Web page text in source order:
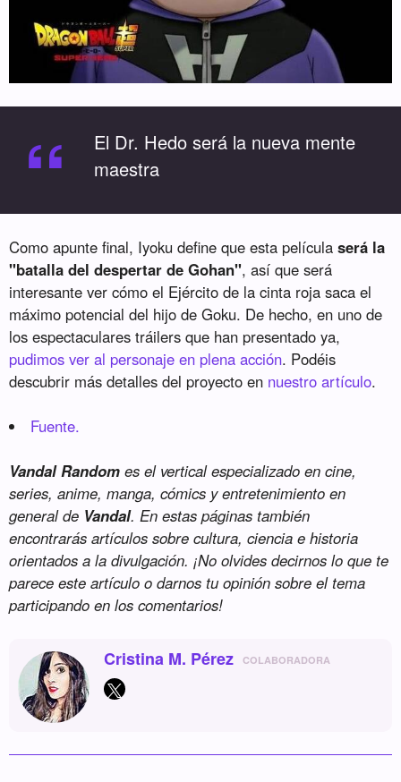
“
El Dr. Hedo será la nueva mente
maestra
Como apunte final, Iyoku define que esta películaserá la
"batalla del despertar de Gohan", así que será
interesante ver cómo el Ejército de la cinta roja saca el
máximo potencial del hijo de Goku. De hecho, en uno de
los espectaculares tráilers que han presentado ya,
pudimos ver al personaje en plena acción. Podéis
descubrir más detalles del proyecto en nuestro artículo.
Fuente.
Vandal Random es el vertical especializado en cine,
series, anime, manga, cómics y entretenimiento en
general de Vandal. En estas páginas también
encontrarás artículos sobre cultura, ciencia e historia
orientados a la divulgación. ¡No olvides decirnos lo que te
parece este artículo o darnos tu opinión sobre el tema
participando en los comentarios!
Cristina M. Pérez COLABORADORA